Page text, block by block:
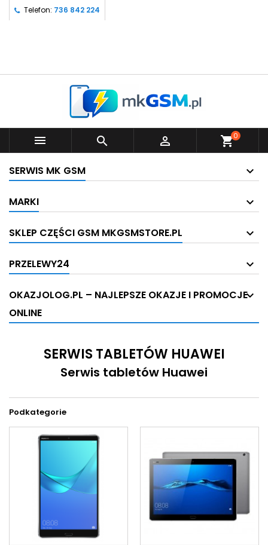
Telefon: 736 842 224
   shopping_cart0
SERWIS MK GSM
MARKI
SKLEP CZĘŚCI GSM MKGSMSTORE.PL
PRZELEWY24
OKAZJOLOG.PL – NAJLEPSZE OKAZJE I PROMOCJE
ONLINE
SERWIS TABLETÓW HUAWEI
Serwis tabletów Huawei
Podkategorie